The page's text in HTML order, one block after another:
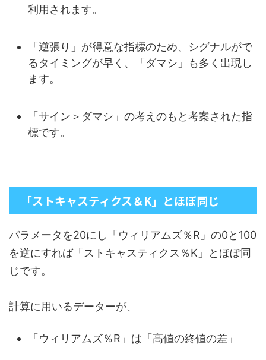
利用されます。
「逆張り」が得意な指標のため、シグナルがで
るタイミングが早く、「ダマシ」も多く出現し
ます。
「サイン＞ダマシ」の考えのもと考案された指
標です。
「ストキャスティクス＆K」とほぼ同じ
パラメータを20にし「ウィリアムズ％R」の0と100
を逆にすれば「ストキャスティクス％K」とほぼ同
じです。
計算に用いるデーターが、
「ウィリアムズ％R」は「高値の終値の差」